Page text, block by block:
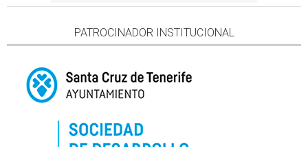
PATROCINADOR INSTITUCIONAL